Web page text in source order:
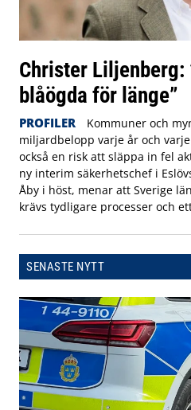
Christer
blåögda för länge”
PROFILER
Kommuner och
miljardbelopp varje år och
också en risk att släppa in fel
ny interim säkerhetschef i
Åby i höst, menar att Sverige
krävs tydligare processer och
SENASTE NYTT